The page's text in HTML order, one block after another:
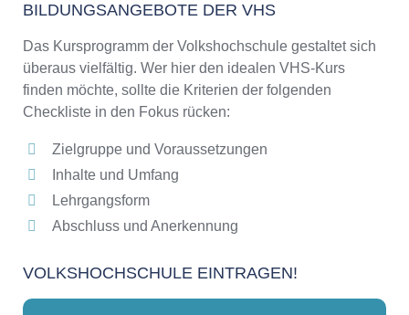
BILDUNGSANGEBOTE DER VHS
Das Kursprogramm der Volkshochschule gestaltet sich
überaus vielfältig. Wer hier den idealen VHS-Kurs
finden möchte, sollte die Kriterien der folgenden
Checkliste in den Fokus rücken:
Zielgruppe und Voraussetzungen
Inhalte und Umfang
Lehrgangsform
Abschluss und Anerkennung
VOLKSHOCHSCHULE EINTRAGEN!